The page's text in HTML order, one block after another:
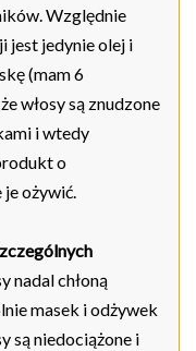
Względnie
jest jedynie olej i
(mam 6
włosy są znudzone
i wtedy
o
ożywić.
nadal chłoną
masek i odżywek
są niedociążone i